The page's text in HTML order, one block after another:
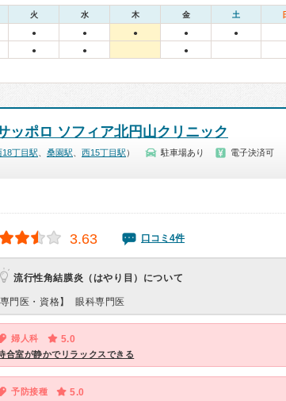
火 水 木 金 土
● ● ● ● ●
● ● ●
ッポロ ソフィア北円山クリニック
18丁目駅 桑園駅 西15丁目駅 ） 駐車場あり
電子決済可
3.63 口コミ4件
流行性角結膜炎（はやり目）について
専門医・資格】 眼科専門医
婦人科 5.0
合室が静かでリラックスできる
予防接種 5.0